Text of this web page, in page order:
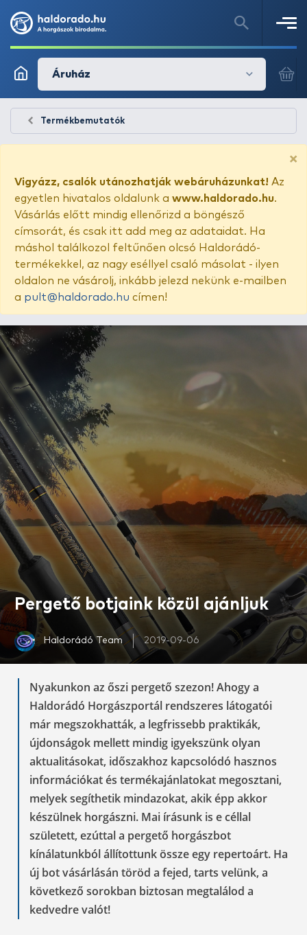
Áruház
Termékbemutatók
×
Vigyázz, csalók utánozhatják webáruházunkat! Az
egyetlen hivatalos oldalunk a www.haldorado.hu.
Vásárlás előtt mindig ellenőrizd a böngésző
címsorát, és csak itt add meg az adataidat. Ha
máshol találkozol feltűnően olcsó Haldorádó-
termékekkel, az nagy eséllyel csaló másolat - ilyen
oldalon ne vásárolj, inkább jelezd nekünk e-mailben
a pult@haldorado.hu címen!
Pergető botjaink közül ajánljuk
Haldorádó Team 2019-09-06
Nyakunkon az őszi pergető szezon! Ahogy a
Haldorádó Horgászportál rendszeres látogatói
már megszokhatták, a legfrissebb praktikák,
újdonságok mellett mindig igyekszünk olyan
aktualitásokat, időszakhoz kapcsolódó hasznos
információkat és termékajánlatokat megosztani,
melyek segíthetik mindazokat, akik épp akkor
készülnek horgászni. Mai írásunk is e céllal
született, ezúttal a pergető horgászbot
kínálatunkból állítottunk össze egy repertoárt. Ha
új bot vásárlásán töröd a fejed, tarts velünk, a
következő sorokban biztosan megtalálod a
kedvedre valót!